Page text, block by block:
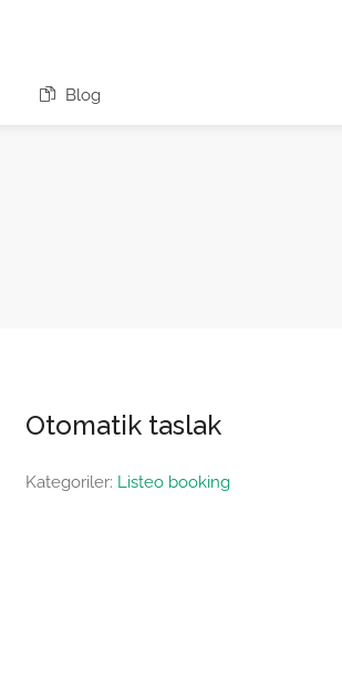
Blog
Otomatik taslak
Kategoriler: Listeo booking